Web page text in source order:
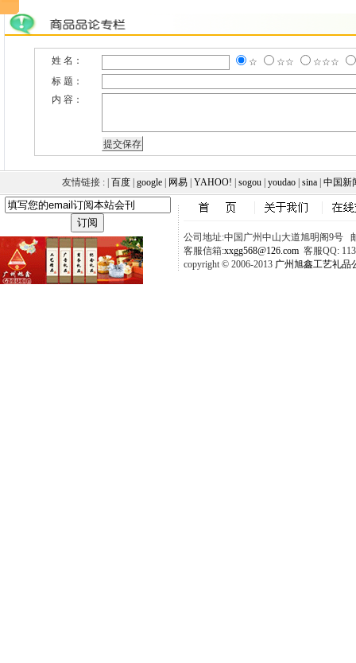
姓 名： ☆ ☆☆
☆☆☆
标 题：
内 容：
友情链接 : |百度 |google 网易 |YAHOO! |sogou |youdao |sina |中国新
公司地址:中国广州中山大道旭明阁9号
客服信箱:xxgg568@126.com 客服QQ:
copyright © 2006-2013 广州旭鑫工艺礼品